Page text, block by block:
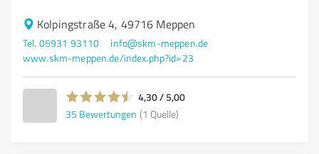
Kolpingstraße 4, 49716 Meppen
Tel. 05931 93110
info@skm-meppen.de
www.skm-meppen.de/index.php?id=23
4,30 / 5,00
35 Bewertungen (1 Quelle)